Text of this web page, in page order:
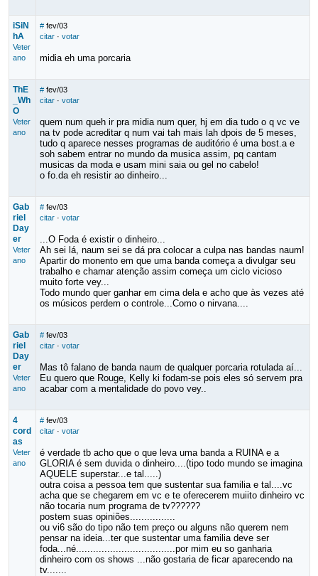
iSiN
hA
Veter
ano
# fev/03
citar· votar
midia eh uma porcaria
ThE
_Wh
O
Veter
ano
# fev/03
citar· votar
quem num queh ir pra midia num quer, hj em dia tudo o q vc ve
na tv pode acreditar q num vai tah mais lah dpois de 5 meses,
tudo q aparece nesses programas de auditório é uma bost.a e
soh sabem entrar no mundo da musica assim, pq cantam
musicas da moda e usam mini saia ou gel no cabelo!
o fo.da eh resistir ao dinheiro...
Gab
riel
Day
er
Veter
ano
# fev/03
citar· votar
...O Foda é existir o dinheiro...
Ah sei lá, naum sei se dá pra colocar a culpa nas bandas naum!
Apartir do monento em que uma banda começa a divulgar seu
trabalho e chamar atenção assim começa um ciclo vicioso
muito forte vey...
Todo mundo quer ganhar em cima dela e acho que às vezes até
os músicos perdem o controle...Como o nirvana....
Gab
riel
Day
er
Veter
ano
# fev/03
citar· votar
Mas tô falano de banda naum de qualquer porcaria rotulada aí...
Eu quero que Rouge, Kelly ki fodam-se pois eles só servem pra
acabar com a mentalidade do povo vey..
4
cord
as
Veter
ano
# fev/03
citar· votar
é verdade tb acho que o que leva uma banda a RUINA e a
GLORIA é sem duvida o dinheiro....(tipo todo mundo se imagina
AQUELE superstar...e tal.....)
outra coisa a pessoa tem que sustentar sua familia e tal....vc
acha que se chegarem em vc e te oferecerem muiito dinheiro vc
não tocaria num programa de tv??????
postem suas opiniões................
ou vi6 são do tipo não tem preço ou alguns não querem nem
pensar na ideia...ter que sustentar uma familia deve ser
foda...né...................................por mim eu so ganharia
dinheiro com os shows ...não gostaria de ficar aparecendo na
tv.......